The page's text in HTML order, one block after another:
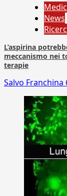
News
L’aspirina
meccanismo nei
terapie
Salvo Franchina